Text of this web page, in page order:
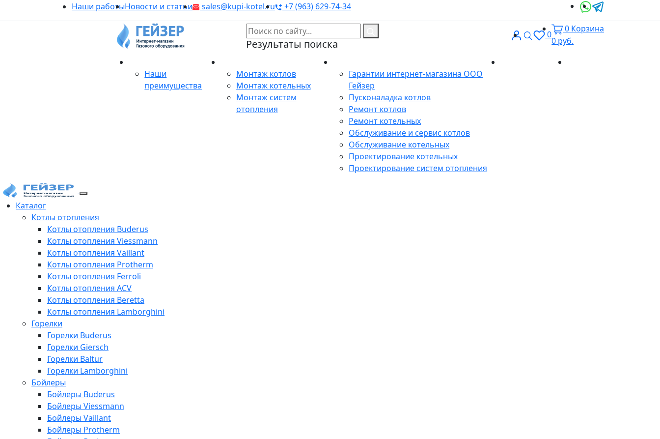
Наши работыНовости и статьи sales@kupi-kotel.ru +7 (963) 629-74-34
Результаты поиска
ВходПоиск
0
0 Корзина
0 руб.
Наши
преимущества
Монтаж котлов
Монтаж котельных
Монтаж систем
отопления
Гарантии интернет-магазина ООО
Гейзер
Пусконаладка котлов
Ремонт котлов
Ремонт котельных
Обслуживание и сервис котлов
Обслуживание котельных
Проектирование котельных
Проектирование систем отопления
Каталог
Котлы отопления
Котлы отопления Buderus
Котлы отопления Viessmann
Котлы отопления Vaillant
Котлы отопления Protherm
Котлы отопления Ferroli
Котлы отопления ACV
Котлы отопления Beretta
Котлы отопления Lamborghini
Горелки
Горелки Buderus
Горелки Giersch
Горелки Baltur
Горелки Lamborghini
Бойлеры
Бойлеры Buderus
Бойлеры Viessmann
Бойлеры Vaillant
Бойлеры Protherm